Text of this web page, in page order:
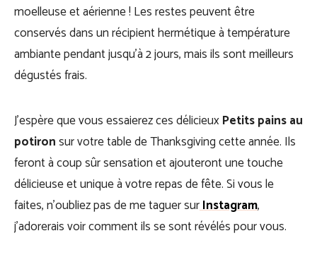
moelleuse et aérienne ! Les restes peuvent être
conservés dans un récipient hermétique à température
ambiante pendant jusqu’à 2 jours, mais ils sont meilleurs
dégustés frais.
J’espère que vous essaierez ces délicieuxPetits pains au
potironsur votre table de Thanksgiving cette année. Ils
feront à coup sûr sensation et ajouteront une touche
délicieuse et unique à votre repas de fête. Si vous le
faites, n’oubliez pas de me taguer surInstagram,
j’adorerais voir comment ils se sont révélés pour vous.